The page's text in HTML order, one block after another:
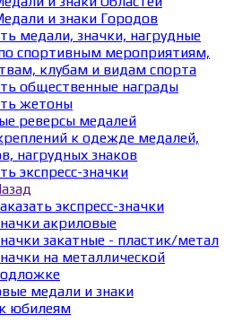
и знаки Городов
медали, значки, нагрудные
спортивным мероприятиям,
клубам и видам спорта
общественные награды
жетоны
реверсы медалей
к одежде медалей,
нагрудных знаков
экспресс-значки
экспресс-значки
акриловые
закатные - пластик/метал
на металлической
медали и знаки
юбилеям